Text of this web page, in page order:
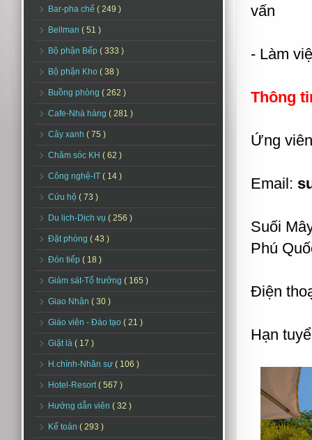
Bar-pha chế ( 249 )
Bellman ( 51 )
Bộ phận Bếp ( 333 )
Bộ phận Kho ( 38 )
Buồng phòng ( 262 )
Cafe-Nhà hàng ( 281 )
Cây xanh ( 75 )
Chăm sóc KH ( 62 )
Công nghệ-IT ( 14 )
Cứu hộ ( 73 )
Du lịch-Dịch vụ ( 256 )
Đặt phòng ( 43 )
Đón tiếp ( 18 )
Giám sát-Tổ trưởng ( 165 )
Giao Nhận ( 30 )
Giáo viên - Đào tạo ( 21 )
Giặt là ( 17 )
H.chính-Nhân sự ( 106 )
Hotel-Resort( 567 )
Hướng dẫn viên ( 32 )
Kế toán ( 293 )
vấn
- Làm
Thông
Ứng
Email:
Suối
Phú
Điện
Hạn